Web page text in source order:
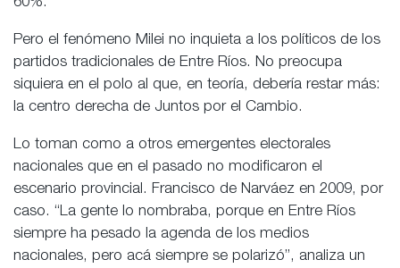
60%.
Pero el fenómeno Milei no inquieta a los políticos de los
partidos tradicionales de Entre Ríos. No preocupa
siquiera en el polo al que, en teoría, debería restar más:
la centro derecha de Juntos por el Cambio.
Lo toman como a otros emergentes electorales
nacionales que en el pasado no modificaron el
escenario provincial. Francisco de Narváez en 2009, por
caso. “La gente lo nombraba, porque en Entre Ríos
siempre ha pesado la agenda de los medios
nacionales, pero acá siempre se polarizó”, analiza un